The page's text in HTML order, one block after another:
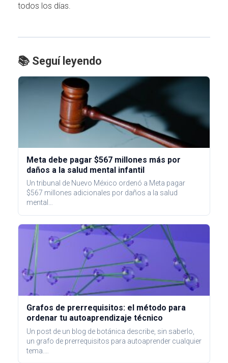
todos los días.
📚 Seguí leyendo
Meta debe pagar $567 millones más por
daños a la salud mental infantil
Un tribunal de Nuevo México ordenó a Meta pagar
$567 millones adicionales por daños a la salud
mental…
Grafos de prerrequisitos: el método para
ordenar tu autoaprendizaje técnico
Un post de un blog de botánica describe, sin saberlo,
un grafo de prerrequisitos para autoaprender cualquier
tema.…